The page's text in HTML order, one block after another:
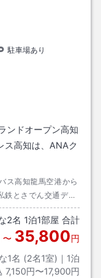
駐車場あり
ンドオープン高知
ス高知は、ANAク
ス高知龍馬空港から
とさでん交通デン
城前駅下車→徒歩約
2名 1泊1部屋 合計
〜 35,800円
1名 (2名1室)｜ 1泊
7,150円〜17,900円